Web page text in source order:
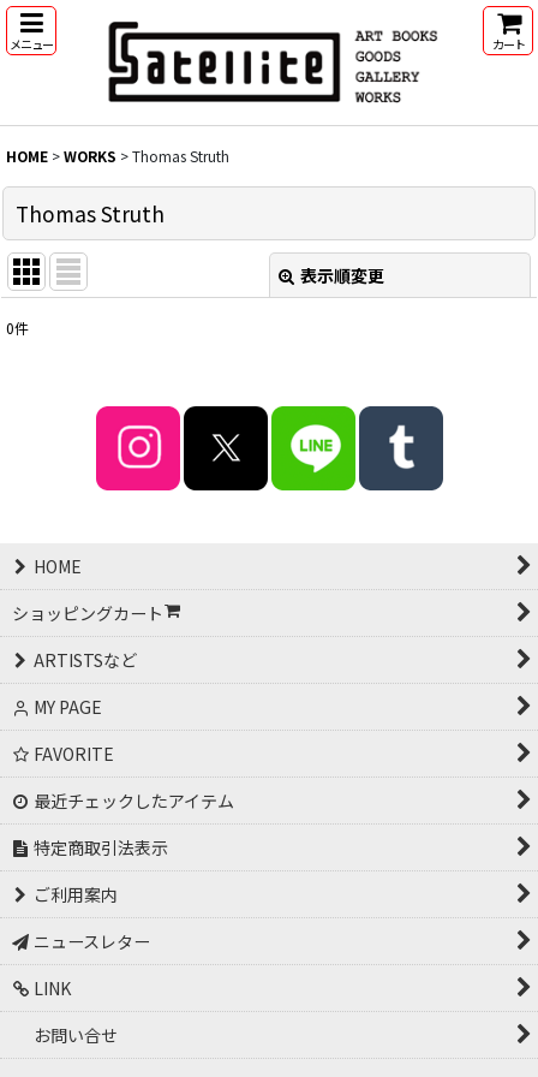
メニュー カート
HOME >WORKS >Thomas Struth
Thomas Struth
表示順変更
絞り込む
0件
HOME
ショッピングカート
ARTISTSなど
MY PAGE
FAVORITE
最近チェックしたアイテム
特定商取引法表示
ご利用案内
ニュースレター
LINK
お問い合せ